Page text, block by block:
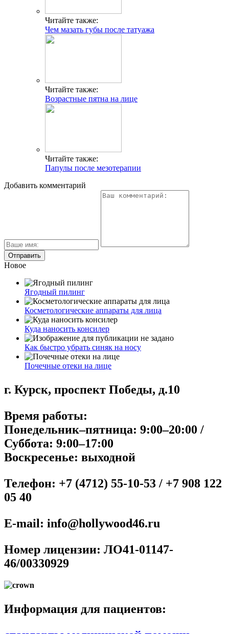
Читайте также:
Чем мазать губы после татуажа
Читайте также:
Возрастные пятна на лице
Читайте также:
Папулы после мезотерапии
Добавить комментарий
Новое
Ягодный пилинг
Косметологические аппараты для лица
Куда наносить консилер
Как быстро убрать синяк на носу
Почечные отеки на лице
г. Курск, проспект Победы, д.10
Время работы:
Понедельник–пятница: 9:00–20:00 /
Суббота: 9:00–17:00
Воскресенье: выходной
Телефон: +7 (4712) 55-10-53 / +7 908 122
05 40
E-mail: info@hollywood46.ru
Номер лицензии: ЛО41-01147-
46/00330929
Информация для пациентов: